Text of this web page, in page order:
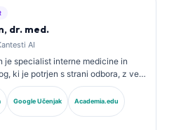
dr. med.
AI
je specialist interne medicine in
ki je potrjen s strani odbora, z več
na področju laboratorijske
kliničnih podatkov s pomočjo
Kot glavni medicinski direktor pri
klinični nadzor nad medicinsko
Google Učenjak Academia.edu